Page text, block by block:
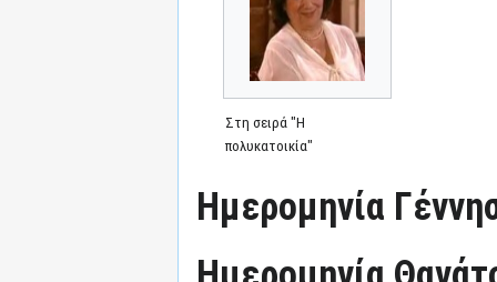
Στη σειρά "Η
πολυκατοικία"
Ημερομηνία